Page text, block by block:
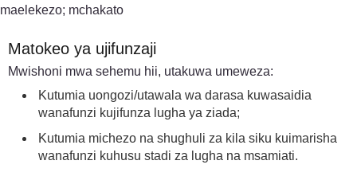
maelekezo; mchakato
Matokeo ya ujifunzaji
Mwishoni mwa sehemu hii, utakuwa umeweza:
Kutumia uongozi/utawala wa darasa kuwasaidia
wanafunzi kujifunza lugha ya ziada;
Kutumia michezo na shughuli za kila siku kuimarisha
wanafunzi kuhusu stadi za lugha na msamiati.